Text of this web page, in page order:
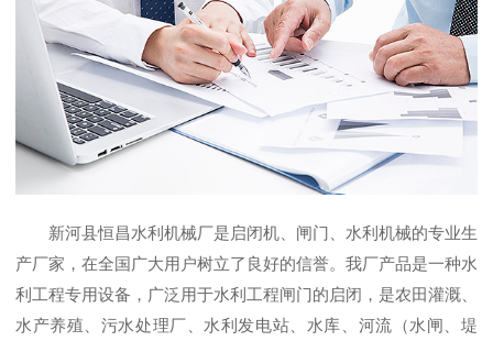
新河县恒昌水利机械厂是启闭机、闸门、水利机械的专业生
产厂家，在全国广大用户树立了良好的信誉。我厂产品是一种水
利工程专用设备，广泛用于水利工程闸门的启闭，是农田灌溉、
水产养殖、污水处理厂、水利发电站、水库、河流（水闸、堤